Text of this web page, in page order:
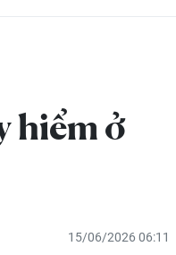
hiểm ở
15/06/2026 06:11